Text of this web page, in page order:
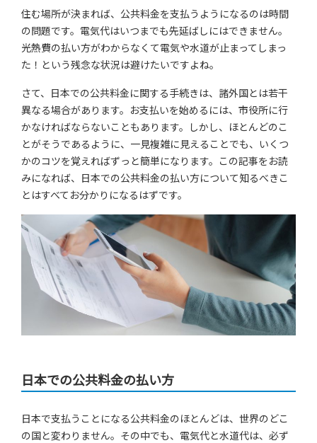
住む場所が決まれば、公共料金を支払うようになるのは時間
の問題です。電気代はいつまでも先延ばしにはできません。
光熱費の払い方がわからなくて電気や水道が止まってしまっ
た！という残念な状況は避けたいですよね。
さて、日本での公共料金に関する手続きは、諸外国とは若干
異なる場合があります。お支払いを始めるには、市役所に行
かなければならないこともあります。しかし、ほとんどのこ
とがそうであるように、一見複雑に見えることでも、いくつ
かのコツを覚えればずっと簡単になります。この記事をお読
みになれば、日本での公共料金の払い方について知るべきこ
とはすべてお分かりになるはずです。
日本での公共料金の払い方
日本で支払うことになる公共料金のほとんどは、世界のどこ
の国と変わりません。その中でも、電気代と水道代は、必ず